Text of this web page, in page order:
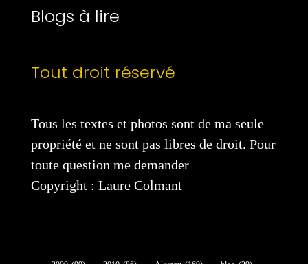
Blogs à lire
Tout droit réservé
Tous les textes et photos sont de ma seule
propriété et ne sont pas libres de droit. Pour
toute question me demander
Copyright : Laure Colmant